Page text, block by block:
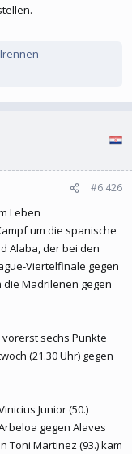
#6.426
Leben
um die spanische
Alaba, der bei den
Viertelfinale gegen
die Madrilenen gegen
sechs Punkte
(21.30 Uhr) gegen
Junior (50.)
gegen Alaves
Toni Martinez (93.) kam